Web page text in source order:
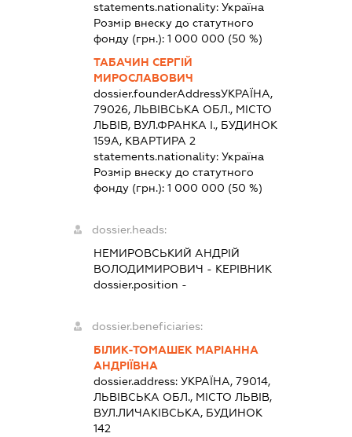
statements.nationality:Україна
Розмір внеску до статутного
фонду (грн.):1 000 000 (50 %)
ТАБАЧИН СЕРГІЙ
МИРОСЛАВОВИЧ
dossier.founderAddressУКРАЇНА,
79026, ЛЬВІВСЬКА ОБЛ., МІСТО
ЛЬВІВ, ВУЛ.ФРАНКА І., БУДИНОК
159А, КВАРТИРА 2
statements.nationality:Україна
Розмір внеску до статутного
фонду (грн.):1 000 000 (50 %)
dossier.heads:
НЕМИРОВСЬКИЙ АНДРІЙ
ВОЛОДИМИРОВИЧ - КЕРІВНИК
dossier.position -
dossier.beneficiaries:
БІЛИК-ТОМАШЕК МАРІАННА
АНДРІЇВНА
dossier.address:УКРАЇНА, 79014,
ЛЬВІВСЬКА ОБЛ., МІСТО ЛЬВІВ,
ВУЛ.ЛИЧАКІВСЬКА, БУДИНОК
142